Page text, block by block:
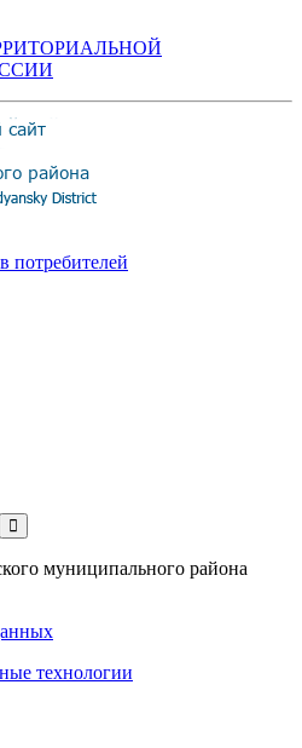
потребителей
муниципального района
технологии